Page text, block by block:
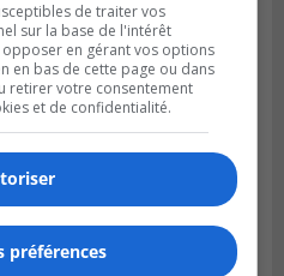
200 curieux à
de traiter vos
sur la base de l'intérêt
en gérant vos options
en bas de cette page ou dans
retirer votre consentement
et de confidentialité.
préférences